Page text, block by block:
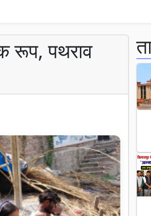
रूप, पथराव